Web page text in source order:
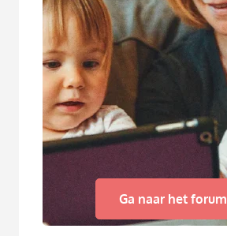
Ga naar het forum